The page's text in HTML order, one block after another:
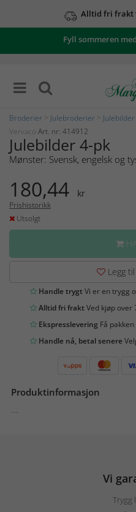
Alltid fri frakt
Fyll sommeren
Broderier Julebroderier Julebilder
Vervaco Art. nr: 414912
Julebilder 4-pk
Mønster: Svensk, engelsk og
180,44 kr
Prishistorikk
Utsolgt
Legg
Handle trygtVi er en trygg
Alltid fri fraktVed kjøp over
Ekspresslevering Få
Handle nå, betal senere
Produktinformasjon
...
Vi
Trygg